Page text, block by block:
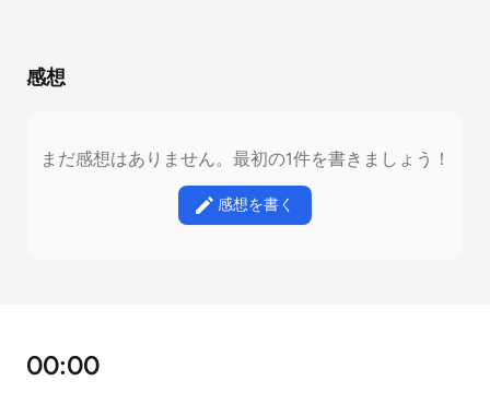
感想
まだ感想はありません。最初の1件を書きましょう！
感想を書く
00:00